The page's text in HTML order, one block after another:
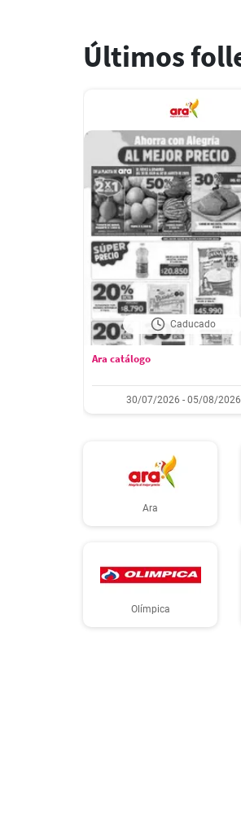
Últimos
Caducado
Ara catálogo
30/07/2026 - 05/08/2026
Ara
Olímpica